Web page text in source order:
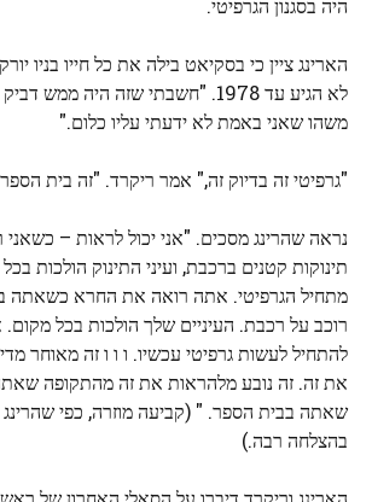
היה בסגנון הגרפיטי.
הארינג ציין כי בסקיאט בילה את כל חייו בניו
לא הגיע עד 1978. "חשבתי שזה היה ממש
משהו שאני באמת לא ידעתי עליו כלום."
"גרפיטי זה בדיוק זה," אמר ריקרד. "זה בית הספר
נראה שהרינג מסכים. "אני יכול לראות –
תינוקות קטנים ברכבת, ועיני התינוק הולכות
מתחיל הגרפיטי. אתה רואה את החרא כשאתה
רוכב על רכבת. העיניים שלך הולכות בכל
להתחיל לעשות גרפיטי עכשיו. ו ו ו זה מאוחר
את זה. זה נובע מלהראות את זה מהתקופה
שאתה בבית הספר. " (קביעה מוזרה, כפי שהרינג
בהצלחה רבה.)